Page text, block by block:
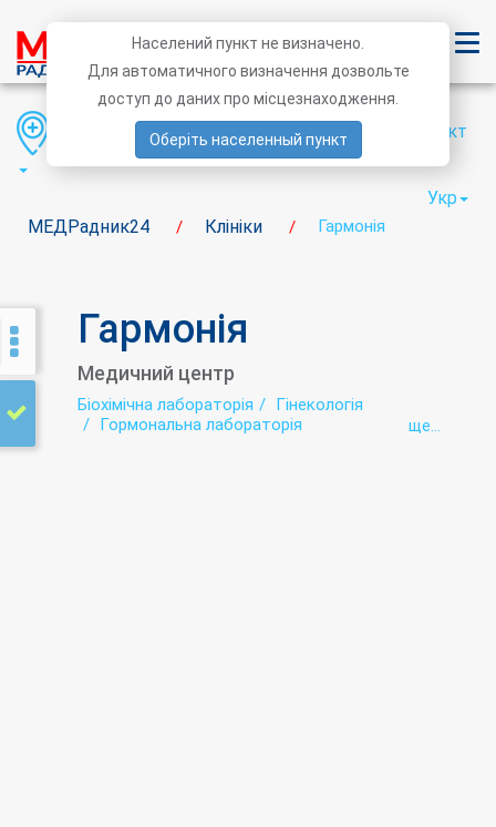
МЕДРадник24 / Клініки / Гармонія
Область Район Населений пункт
Укр
Гармонія
Медичний центр
Біохімічна лабораторія
Гінекологія
Гормональна лабораторія
ще...
Населений пункт не визначено.
Для автоматичного визначення дозвольте
доступ до даних про місцезнаходження.
Оберіть населенный пункт